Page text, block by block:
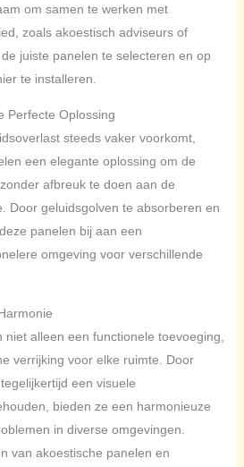
om samen te werken met
zoals akoestisch adviseurs of
juiste panelen te selecteren en op
te installeren.
Perfecte Oplossing
steeds vaker voorkomt,
een elegante oplossing om de
afbreuk te doen aan de
Door geluidsgolven te absorberen en
panelen bij aan een
omgeving voor verschillende
alleen een functionele toevoeging,
verrijking voor elke ruimte. Door
een visuele
bieden ze een harmonieuze
in diverse omgevingen.
van akoestische panelen en